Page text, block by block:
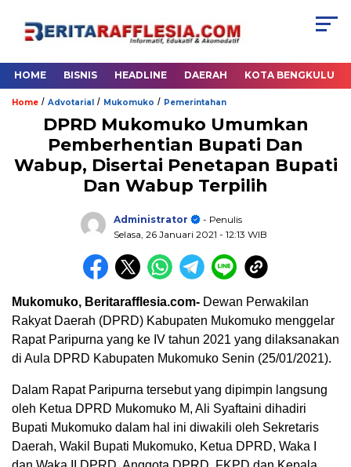
HOME BISNIS HEADLINE DAERAH KOTA BENGKULU
Home / Advotarial / Mukomuko / Pemerintahan
DPRD Mukomuko Umumkan
Pemberhentian Bupati Dan
Wabup, Disertai Penetapan Bupati
Dan Wabup Terpilih
Administrator
- Penulis
Selasa, 26 Januari 2021 - 12:13 WIB
Mukomuko, Beritarafflesia.com- Dewan Perwakilan
Rakyat Daerah (DPRD) Kabupaten Mukomuko menggelar
Rapat Paripurna yang ke IV tahun 2021 yang dilaksanakan
di Aula DPRD Kabupaten Mukomuko Senin (25/01/2021).
Dalam Rapat Paripurna tersebut yang dipimpin langsung
oleh Ketua DPRD Mukomuko M, Ali Syaftaini dihadiri
Bupati Mukomuko dalam hal ini diwakili oleh Sekretaris
Daerah, Wakil Bupati Mukomuko, Ketua DPRD, Waka I